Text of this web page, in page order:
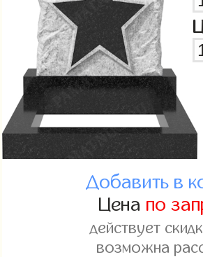
Добавить в
Цена по
действует
возможна